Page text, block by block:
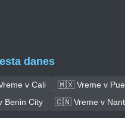
danes
v Cali
🇲🇽 Vreme v
City 🇨🇳 Vreme v